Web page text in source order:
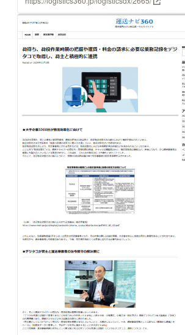
られています。 物流効率化法は正式名
称を「物資の流通の効率化に関する法
律」といい、通称物流効率化法と呼ば
れます。 改正により、特定事業者とさ
た中長期計画の作成が求められます。